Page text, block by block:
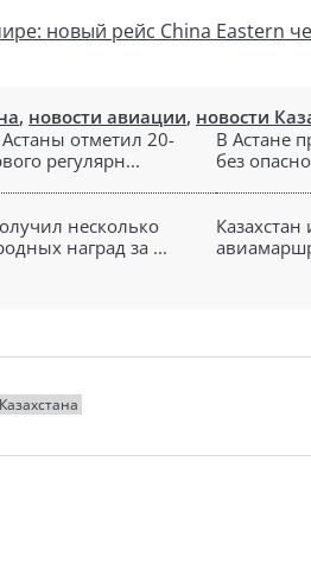
новый рейс China Eastern
, новости авиации, новости
отметил 20-
регулярн...
В Астане
без
несколько
наград за ...